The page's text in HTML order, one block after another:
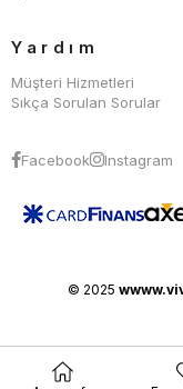
Yardım
Müşteri Hizmetleri
Sıkça Sorulan Sorular
Facebook Instagram
© 2025